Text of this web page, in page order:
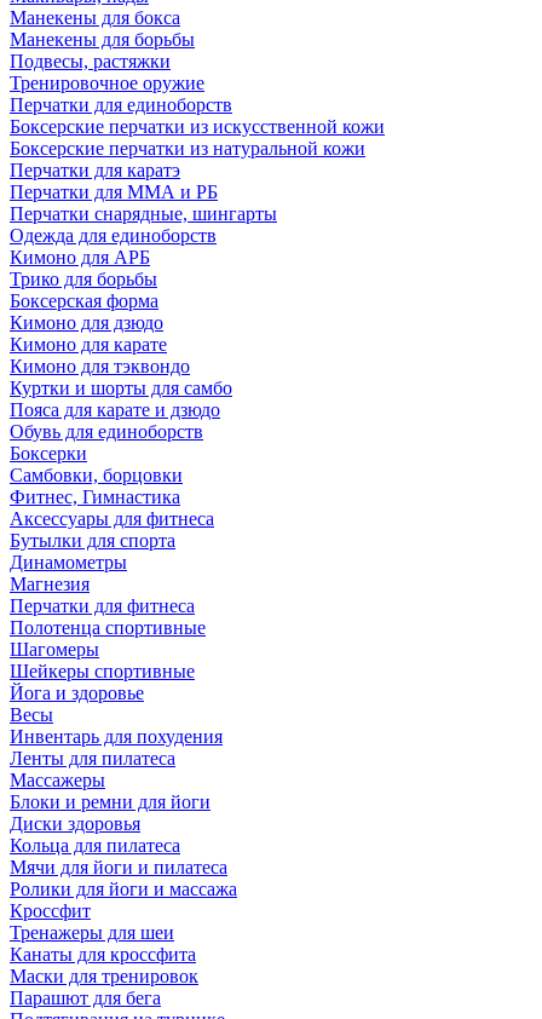
Манекены для бокса
Манекены для борьбы
Подвесы, растяжки
Тренировочное оружие
Перчатки для единоборств
Боксерские перчатки из искусственной кожи
Боксерские перчатки из натуральной кожи
Перчатки для каратэ
Перчатки для ММА и РБ
Перчатки снарядные, шингарты
Одежда для единоборств
Кимоно для АРБ
Трико для борьбы
Боксерская форма
Кимоно для дзюдо
Кимоно для карате
Кимоно для тэквондо
Куртки и шорты для самбо
Пояса для карате и дзюдо
Обувь для единоборств
Боксерки
Самбовки, борцовки
Фитнес, Гимнастика
Аксессуары для фитнеса
Бутылки для спорта
Динамометры
Магнезия
Перчатки для фитнеса
Полотенца спортивные
Шагомеры
Шейкеры спортивные
Йога и здоровье
Весы
Инвентарь для похудения
Ленты для пилатеса
Массажеры
Блоки и ремни для йоги
Диски здоровья
Кольца для пилатеса
Мячи для йоги и пилатеса
Ролики для йоги и массажа
Кроссфит
Тренажеры для шеи
Канаты для кроссфита
Маски для тренировок
Парашют для бега